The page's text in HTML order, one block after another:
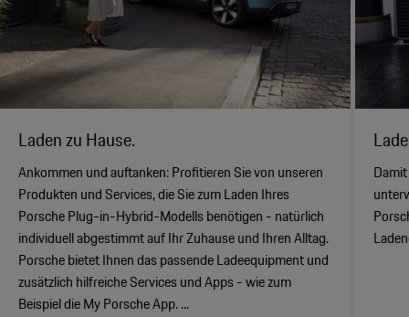
Laden zu Hause.
Ankommen und auftanken: Profitieren Sie von unseren
Produkten und Services, die Sie zum Laden Ihres
Porsche Plug-in-Hybrid-Modells benötigen - natürlich
individuell abgestimmt auf Ihr Zuhause und Ihren Alltag.
Porsche bietet Ihnen das passende Ladeequipment und
zusätzlich hilfreiche Services und Apps - wie zum
Beispiel die My Porsche App. ...